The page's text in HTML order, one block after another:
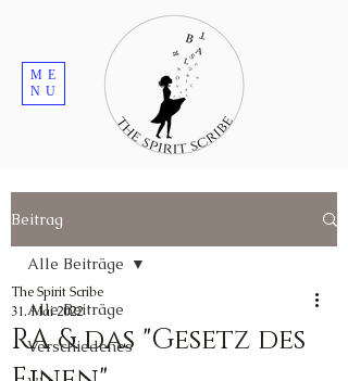
ME
NU
Beitrag
Alle Beiträge
Verschiedenes
Alle Beiträge
RA & das "Gesetz des
The Spirit Scribe
31. Mai 2022